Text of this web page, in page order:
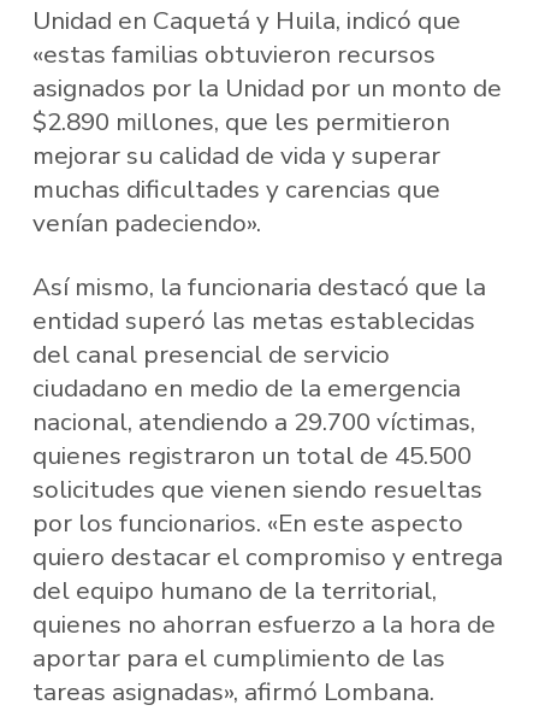
Unidad en Caquetá y Huila, indicó que
«estas familias obtuvieron recursos
asignados por la Unidad por un monto de
$2.890 millones, que les permitieron
mejorar su calidad de vida y superar
muchas dificultades y carencias que
venían padeciendo».
Así mismo, la funcionaria destacó que la
entidad superó las metas establecidas
del canal presencial de servicio
ciudadano en medio de la emergencia
nacional, atendiendo a 29.700 víctimas,
quienes registraron un total de 45.500
solicitudes que vienen siendo resueltas
por los funcionarios. «En este aspecto
quiero destacar el compromiso y entrega
del equipo humano de la territorial,
quienes no ahorran esfuerzo a la hora de
aportar para el cumplimiento de las
tareas asignadas», afirmó Lombana.